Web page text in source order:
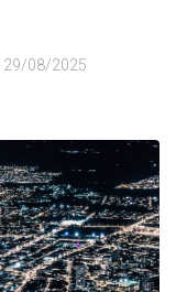
29/08/2025